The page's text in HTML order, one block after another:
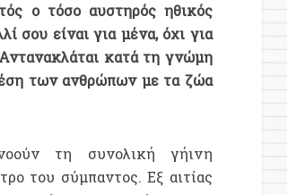
ο τόσο αυστηρός ηθικός
σου είναι για μένα, όχι για
κατά τη γνώμη
των ανθρώπων με τα ζώα
τη συνολική γήινη
του σύμπαντος. Εξ αιτίας